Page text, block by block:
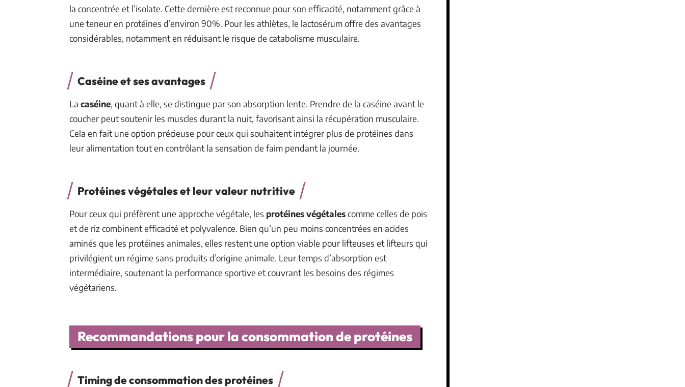
la concentrée et l’isolate. Cette dernière est reconnue pour son efficacité, notamment grâce à
une teneur en protéines d’environ 90%. Pour les athlètes, le lactosérum offre des avantages
considérables, notamment en réduisant le risque de catabolisme musculaire.
Caséine et ses avantages
La caséine, quant à elle, se distingue par son absorption lente. Prendre de la caséine avant le
coucher peut soutenir les muscles durant la nuit, favorisant ainsi la récupération musculaire.
Cela en fait une option précieuse pour ceux qui souhaitent intégrer plus de protéines dans
leur alimentation tout en contrôlant la sensation de faim pendant la journée.
Protéines végétales et leur valeur nutritive
Pour ceux qui préfèrent une approche végétale, les protéines végétalescomme celles de pois
et de riz combinent efficacité et polyvalence. Bien qu’un peu moins concentrées en acides
aminés que les protéines animales, elles restent une option viable pour lifteuses et lifteurs qui
privilégient un régime sans produits d’origine animale. Leur temps d’absorption est
intermédiaire, soutenant la performance sportive et couvrant les besoins des régimes
végétariens.
Recommandations pour la consommation de protéines
Timing de consommation des protéines